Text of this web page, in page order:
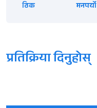
ठिक मनपर्यो
प्रतिक्रिया दिनुहोस्